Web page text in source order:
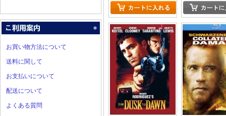
お買い物方法について
送料に関して
お支払いについて
配送について
よくある質問